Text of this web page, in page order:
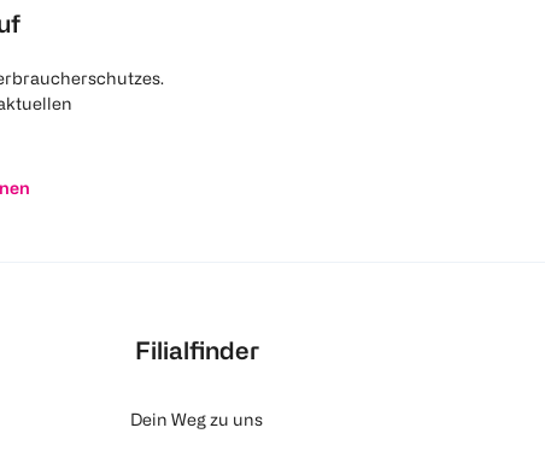
Filialfinder
Dein Weg zu uns